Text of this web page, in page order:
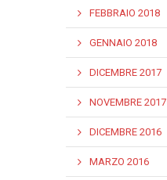
FEBBRAIO 2018
GENNAIO 2018
DICEMBRE 2017
NOVEMBRE 2017
DICEMBRE 2016
MARZO 2016